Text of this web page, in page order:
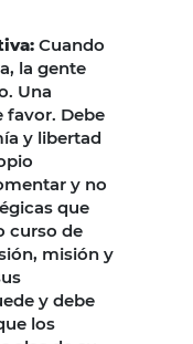
Cuando
la gente
Una
favor. Debe
y libertad
y no
que
curso de
misión y
y debe
los